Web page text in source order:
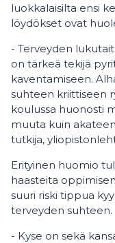
luokkalaisilta ensi
löydökset ovat
- Terveyden
on tärkeä tekijä
kaventamiseen.
suhteen kriittiseen
koulussa huonosti
muuta kuin
tutkija,
Erityinen huomio
haasteita
suuri riski tippua
terveyden suhteen.
- Kyse on sekä